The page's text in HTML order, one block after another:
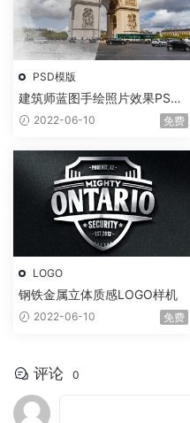
PSD模版
建筑师蓝图手绘照片效果PSD
模板2022-06-10 免费
LOGO
钢铁金属立体质感LOGO样机
2022-06-10 免费
评论 0